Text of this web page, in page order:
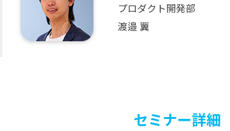
プロダクト開発部
渡邉 翼
セミナー詳細